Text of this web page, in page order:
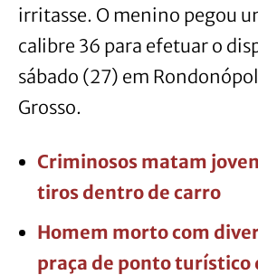
irritasse. O menino pegou
calibre 36 para efetuar o
sábado (27) em
Grosso.
Criminosos matam
tiros dentro de carro
Homem morto com
praça de ponto turístico